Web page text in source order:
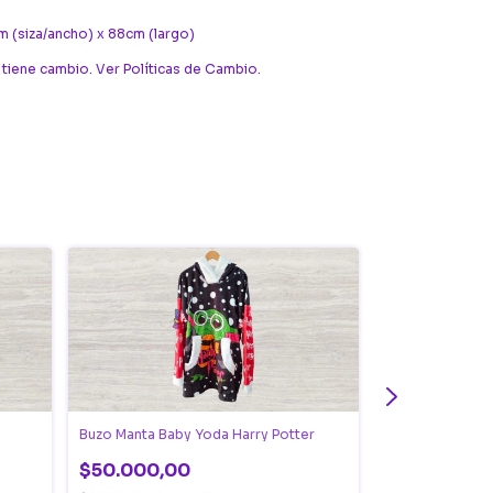
(siza/ancho) x 88cm (largo)
cambio. Ver Políticas de Cambio.
Buzo Manta Baby Yoda Harry Potter
$50.000,00